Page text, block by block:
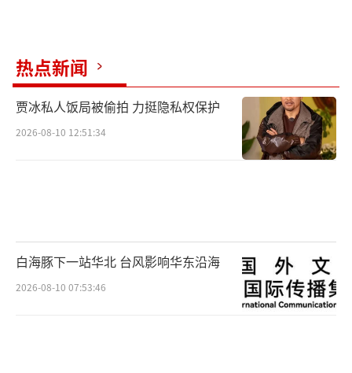
热点新闻
贾冰私人饭局被偷拍 力挺隐私权保护
2026-08-10 12:51:34
白海豚下一站华北 台风影响华东沿海
2026-08-10 07:53:46